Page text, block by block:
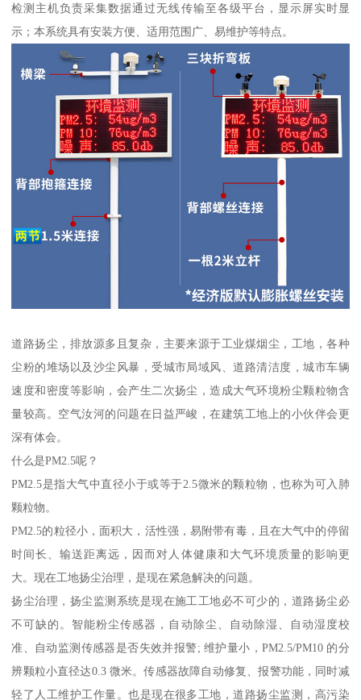
检测主机负责采集数据通过无线传输至各级平台，显示屏实时显
示；本系统具有安装方便、适用范围广、易维护等特点。
道路扬尘，排放源多且复杂，主要来源于工业煤烟尘，工地，各种
尘粉的堆场以及沙尘风暴，受城市局域风、道路清洁度，城市车辆
速度和密度等影响，会产生二次扬尘，造成大气环境粉尘颗粒物含
量较高。空气汝河的问题在日益严峻，在建筑工地上的小伙伴会更
深有体会。
什么是PM2.5呢？
PM2.5是指大气中直径小于或等于2.5微米的颗粒物，也称为可入肺
颗粒物。
PM2.5的粒径小，面积大，活性强，易附带有毒，且在大气中的停留
时间长、输送距离远，因而对人体健康和大气环境质量的影响更
大。现在工地扬尘治理，是现在紧急解决的问题。
扬尘治理，扬尘监测系统是现在施工工地必不可少的，道路扬尘必
不可缺的。智能粉尘传感器，自动除尘、自动除湿、自动湿度校
准、自动监测传感器是否失效并报警; 维护量小，PM2.5/PM10 的分
辨颗粒小直径达0.3 微米。传感器故障自动修复、报警功能，同时减
轻了人工维护工作量。也是现在很多工地，道路扬尘监测，高污染